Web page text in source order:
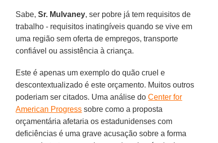
Sabe,Sr. Mulvaney, ser pobre já tem requisitos de
trabalho - requisitos inatingíveis quando se vive em
uma região sem oferta de empregos, transporte
confiável ou assistência à criança.
Este é apenas um exemplo do quão cruel e
descontextualizado é este orçamento. Muitos outros
poderiam ser citados. Uma análise doCenter for
American Progress sobre como a proposta
orçamentária afetaria os estadunidenses com
deficiências é uma grave acusação sobre a forma